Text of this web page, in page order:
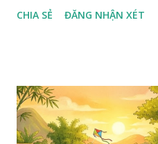
CHIA SẺ ĐĂNG NHẬN XÉT